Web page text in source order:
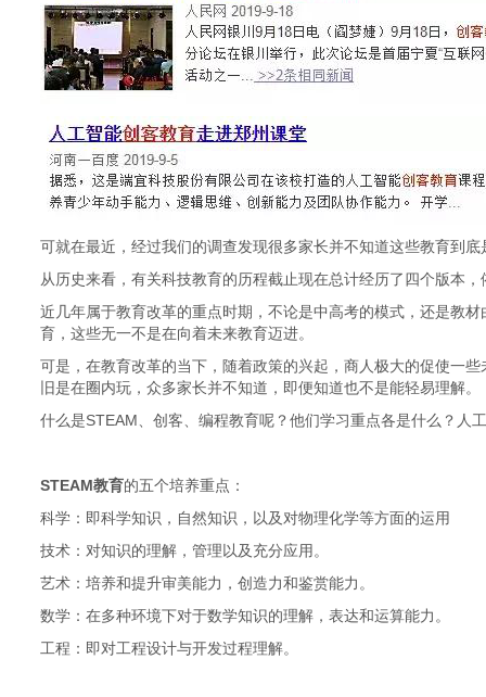
可就在最近，经过我们的调查发现很多家长并不知道这些教育到底
从历史来看，有关科技教育的历程截止现在总计经历了四个版本
近几年属于教育改革的重点时期，不论是中高考的模式，还是教
育，这些无一不是在向着未来教育迈进。
可是，在教育改革的当下，随着政策的兴起，商人极大的促使一
旧是在圈内玩，众多家长并不知道，即便知道也不是能轻易理解。
什么是STEAM、创客、编程教育呢？他们学习重点各是什么？人
STEAM教育的五个培养重点：
科学：即科学知识，自然知识，以及对物理化学等方面的运用
技术：对知识的理解，管理以及充分应用。
艺术：培养和提升审美能力，创造力和鉴赏能力。
数学：在多种环境下对于数学知识的理解，表达和运算能力。
工程：即对工程设计与开发过程理解。